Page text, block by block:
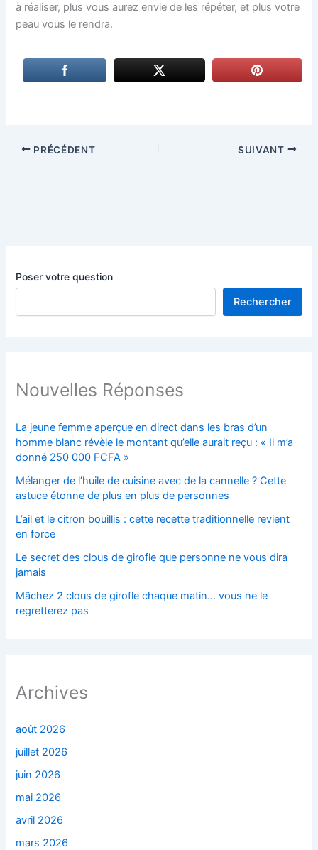
Poser votre question
Rechercher
Nouvelles Réponses
La jeune femme aperçue en direct dans les bras d’un
homme blanc révèle le montant qu’elle aurait reçu : « Il m’a
donné 250 000 FCFA »
Mélanger de l’huile de cuisine avec de la cannelle ? Cette
astuce étonne de plus en plus de personnes
L’ail et le citron bouillis : cette recette traditionnelle revient
en force
Le secret des clous de girofle que personne ne vous dira
jamais
Mâchez 2 clous de girofle chaque matin… vous ne le
regretterez pas
Archives
août 2026
juillet 2026
juin 2026
mai 2026
avril 2026
mars 2026
à réaliser, plus vous aurez envie de les répéter, et plus votre
peau vous le rendra.
PRÉCÉDENT SUIVANT